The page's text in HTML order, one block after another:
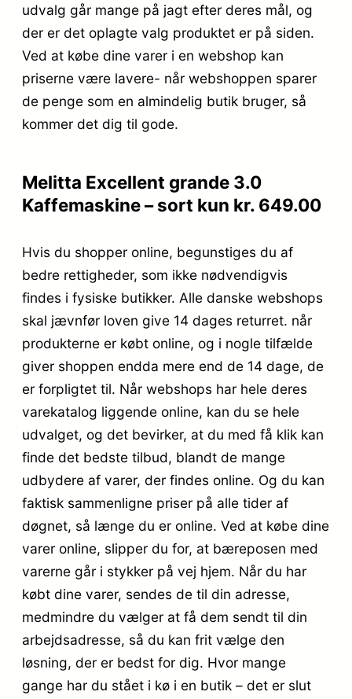
udvalg går mange på jagt efter deres mål, og
der er det oplagte valg produktet er på siden.
Ved at købe dine varer i en webshop kan
priserne være lavere- når webshoppen sparer
de penge som en almindelig butik bruger, så
kommer det dig til gode.
Melitta Excellent grande 3.0
Kaffemaskine – sort kun kr. 649.00
Hvis du shopper online, begunstiges du af
bedre rettigheder, som ikke nødvendigvis
findes i fysiske butikker. Alle danske webshops
skal jævnfør loven give 14 dages returret. når
produkterne er købt online, og i nogle tilfælde
giver shoppen endda mere end de 14 dage, de
er forpligtet til. Når webshops har hele deres
varekatalog liggende online, kan du se hele
udvalget, og det bevirker, at du med få klik kan
finde det bedste tilbud, blandt de mange
udbydere af varer, der findes online. Og du kan
faktisk sammenligne priser på alle tider af
døgnet, så længe du er online. Ved at købe dine
varer online, slipper du for, at bæreposen med
varerne går i stykker på vej hjem. Når du har
købt dine varer, sendes de til din adresse,
medmindre du vælger at få dem sendt til din
arbejdsadresse, så du kan frit vælge den
løsning, der er bedst for dig. Hvor mange
gange har du stået i kø i en butik – det er slut